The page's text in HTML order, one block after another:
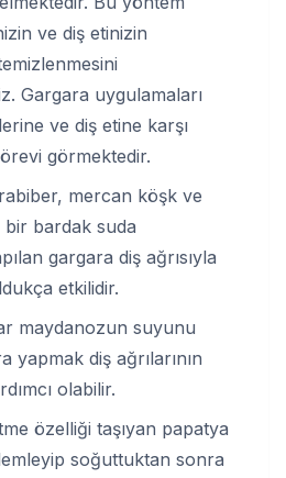
ve diş etinizin
Gargara uygulamaları
ve diş etine karşı
görmektedir.
mercan köşk ve
bir bardak suda
gargara diş ağrısıyla
etkilidir.
maydanozun suyunu
yapmak diş ağrılarının
olabilir.
özelliği taşıyan papatya
soğuttuktan sonra